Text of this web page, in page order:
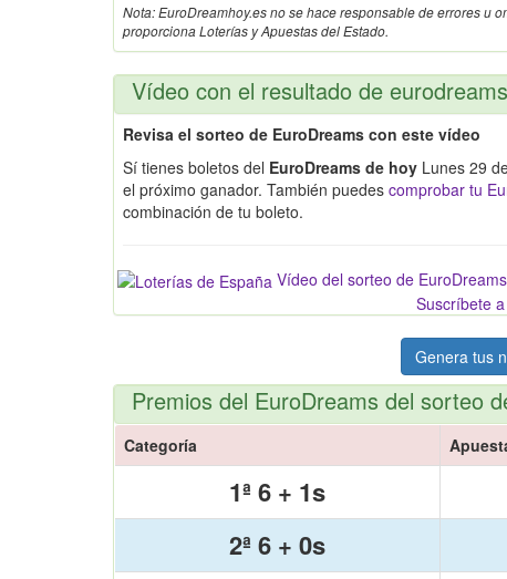
Nota: EuroDreamhoy.es no se hace responsable de errores u
proporciona Loterías y Apuestas del Estado.
Vídeo con el resultado de
Revisa el sorteo de EuroDreams con este vídeo
Sí tienes boletos del EuroDreams de hoy Lunes 29
el próximo ganador. También puedes comprobar tu
combinación de tu boleto.
Vídeo del sorteo de EuroDreams
Suscríbete
Genera tus
Premios del EuroDreams del sorteo
Categoría
1ª 6 + 1s
2ª 6 + 0s